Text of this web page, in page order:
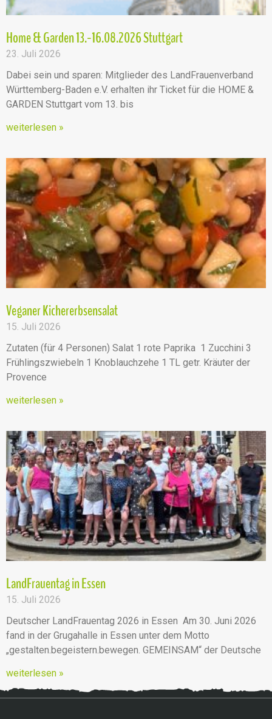
Home & Garden 13.-16.08.2026 Stuttgart
23. Juli 2026
Dabei sein und sparen: Mitglieder des LandFrauenverband
Württemberg-Baden e.V. erhalten ihr Ticket für die HOME &
GARDEN Stuttgart vom 13. bis
weiterlesen »
Veganer Kichererbsensalat
15. Juli 2026
Zutaten (für 4 Personen) Salat 1 rote Paprika 1 Zucchini 3
Frühlingszwiebeln 1 Knoblauchzehe 1 TL getr. Kräuter der
Provence
weiterlesen »
LandFrauentag in Essen
15. Juli 2026
Deutscher LandFrauentag 2026 in Essen Am 30. Juni 2026
fand in der Grugahalle in Essen unter dem Motto
„gestalten.begeistern.bewegen. GEMEINSAM“ der Deutsche
weiterlesen »